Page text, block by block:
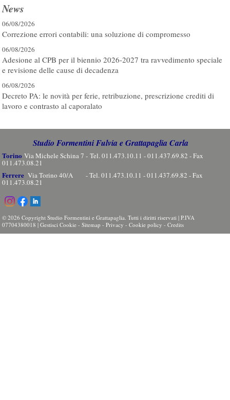
News
06/08/2026
Correzione errori contabili: una soluzione di compromesso
06/08/2026
Adesione al CPB per il biennio 2026-2027 tra ravvedimento speciale
e revisione delle cause di decadenza
06/08/2026
Decreto PA: le novità per ferie, retribuzione, prescrizione crediti di
lavoro e contrasto al caporalato
Studio Formentini Fulvia e Grattapaglia Carla
Torino Via Michele Schina 7 - Tel. 011.473.10.11 - 011.437.69.82 - Fax
011.473.08.21
Ferrere Via Torino 40/A - Tel. 011.473.10.11 - 011.437.69.82 - Fax
011.473.08.21
© 2026 Copyright Studio Formentini e Grattapaglia. Tutti i diritti riservati | P.IVA
07704380018 |Gestisci Cookie -Sitemap -Privacy -Cookie policy -Credits